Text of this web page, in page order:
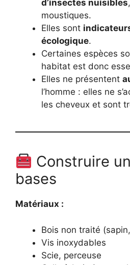
d’insectes nuisibles
moustiques.
Elles sont
écologique.
Certaines espèces
habitat est donc
Elles ne présentent
l’homme : elles ne
les cheveux et sont
Construire
bases
Matériaux :
Bois non traité
Vis inoxydables
Scie, perceuse